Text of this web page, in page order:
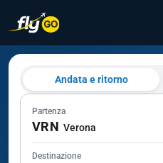
Andata e ritorno
Partenza
VRN Verona
Destinazione